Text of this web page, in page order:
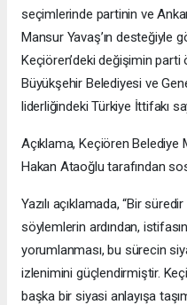
seçimlerinde partinin ve
Mansur Yavaş’ın desteğiyle
Keçiören’deki değişimin
Büyükşehir Belediyesi ve
liderliğindeki Türkiye İttifakı
Açıklama, Keçiören Belediye
Hakan Ataoğlu tarafından
Yazılı açıklamada, “Bir
söylemlerin ardından,
yorumlanması, bu sürecin
izlenimini güçlendirmiştir.
başka bir siyasi anlayışa